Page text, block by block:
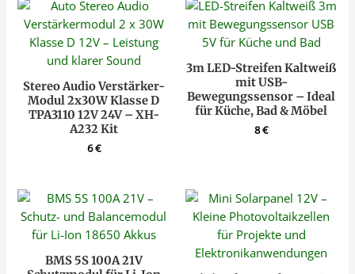
Stereo Audio Verstärker-
Modul 2x30W Klasse D
TPA3110 12V 24V – XH-
A232 Kit
6€
3m LED-Streifen Kaltweiß
mit USB-
Bewegungssensor – Ideal
für Küche, Bad & Möbel
8€
BMS 5S 100A 21V